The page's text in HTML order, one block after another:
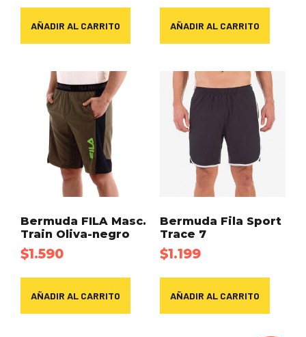
AÑADIR AL CARRITO AÑADIR AL CARRITO
Bermuda FILA Masc.
Train Oliva-negro
$1.590
AÑADIR AL CARRITO
Bermuda Fila Sport
Trace 7
$1.199
AÑADIR AL CARRITO